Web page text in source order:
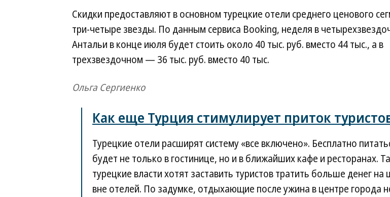
Скидки предоставляют в основном турецкие отели среднего ценового
три-четыре звезды. По данным сервиса Booking, неделя в
Антальи в конце июля будет стоить около 40 тыс. руб. вместо 44 тыс., а в
трехзвездочном — 36 тыс. руб. вместо 40 тыс.
Ольга Сергиенко
Как еще Турция стимулирует приток
Турецкие отели расширят систему «все включено». Бесплатно
будет не только в гостинице, но и в ближайших кафе и ресторанах.
турецкие власти хотят заставить туристов тратить больше денег на
вне отелей. По задумке, отдыхающие после ужина в центре города